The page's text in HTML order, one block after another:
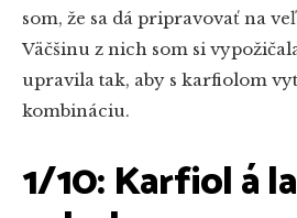
som, že sa dá pripravovať na
Väčšinu z nich som si
upravila tak, aby s karfiolom
kombináciu.
1/10: Karfiol á